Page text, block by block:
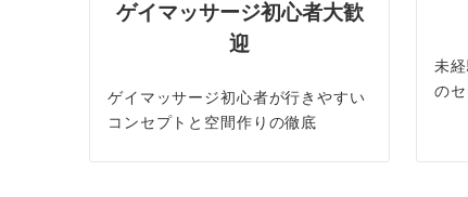
ゲイマッサージ初心者大歓
迎
ゲイマッサージ初心者が行きやすい
コンセプトと空間作りの徹底
未
の